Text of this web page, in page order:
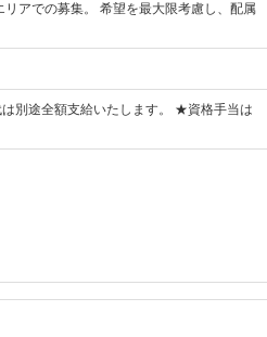
アでの募集。 希望を最大限考慮し、配属
別途全額支給いたします。 ★資格手当は